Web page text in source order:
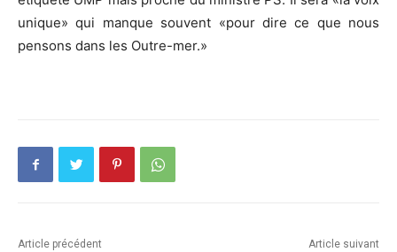
unique» qui manque souvent «pour dire ce que nous
pensons dans les Outre-mer.»
Article précédent Article suivant